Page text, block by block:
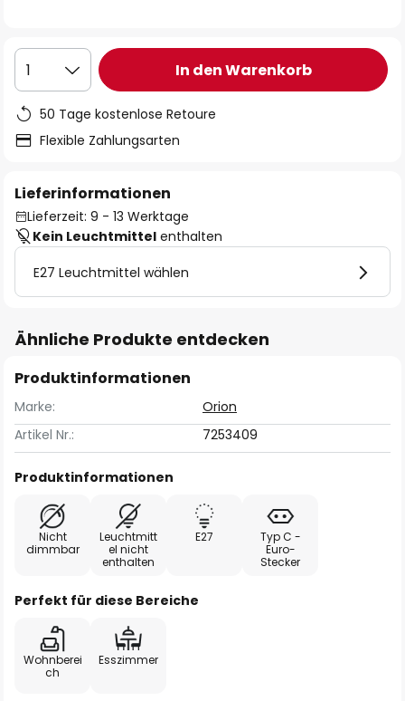
1 In den Warenkorb
50 Tage kostenlose Retoure
Flexible Zahlungsarten
Lieferinformationen
Lieferzeit: 9 - 13 Werktage
Kein Leuchtmittel enthalten
E27 Leuchtmittel wählen
Ähnliche Produkte entdecken
Produktinformationen
Marke:
Orion
Artikel Nr.:
7253409
Produktinformationen
Nicht
dimmbar
Leuchtmitt
el nicht
enthalten
E27
Typ C -
Euro-
Stecker
Perfekt für diese Bereiche
Wohnberei
ch
Esszimmer